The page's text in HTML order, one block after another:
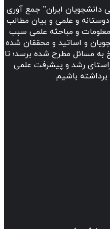
ایران” جمع آوری
و علمی و بیان مطالب
و مباحثه علمی سبب
و اساتید و محققان شده
مطرح شده برسد؛ تا
رشد و پیشرفت علمی
باشیم.